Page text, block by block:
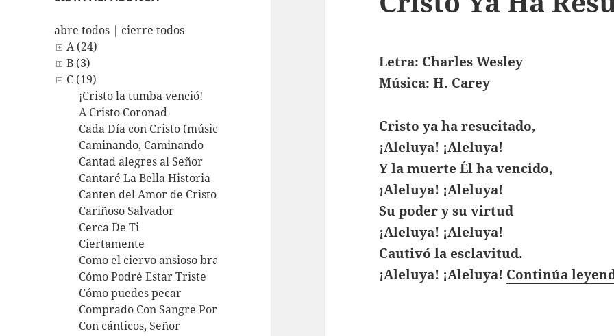
abre todos | cierre todos
A (24)
B (3)
C (19)
¡Cristo la tumba venció!
A Cristo Coronad
Cada Día con Cristo (música solamente)
Caminando, Caminando
Cantad alegres al Señor
Cantaré La Bella Historia
Canten del Amor de Cristo
Cariñoso Salvador
Cerca De Ti
Ciertamente
Como el ciervo ansioso brama
Cómo Podré Estar Triste
Cómo puedes pecar
Comprado Con Sangre Por Cristo
Con cánticos, Señor
Letra: Charles Wesley
Música: H. Carey
Cristo ya ha resucitado,
¡Aleluya! ¡Aleluya!
Y la muerte Él ha vencido,
¡Aleluya! ¡Aleluya!
Su poder y su virtud
¡Aleluya! ¡Aleluya!
Cautivó la esclavitud.
¡Aleluya! ¡Aleluya! Continúa